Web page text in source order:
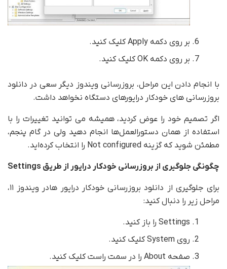
بر روی دکمه Apply کلیک کنید.
بر روی دکمه OK کلیک کنید.
با انجام دادن این مراحل، بروزرسانی ویندوز دیگر سعی در دانلود
بروزرسانی های خودکار درایورهای دستگاه نخواهد داشت.
اگر تصمیم خود را عوض کردید، همیشه می توانید تغییرات را با
استفاده از همان دستورالعمل‌ها انجام دهید ولی در گام پنجم،
مطمئن شوید که گزینه Not configured را انتخاب کرده‌اید.
چگونگی جلوگیری از بروزرسانی خودکار درایور از طریق Settings
برای جلوگیری از دانلود بروزرسانی خودکار درایور هادر ویندوز ۱۱،
مراحل زیر را دنبال کنید:
Settings را باز کنید.
روی System کلیک کنید.
صفحه About را در سمت راست کلیک کنید.